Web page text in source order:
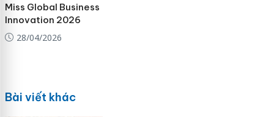
Miss Global Business
Innovation 2026
28/04/2026
Bài viết khác